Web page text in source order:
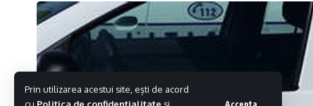
Prin utilizarea acestui site, ești de acord
Accepta